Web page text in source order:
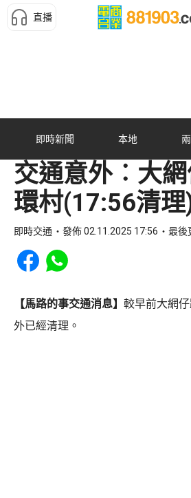
直播
即時新聞 本地
交通意外︰大
環村(17:56清理
即時交通 發佈 02.11.2025 17:56 最後
Share to Facebook
Share to WhatsApp
【馬路的事交通消息】 較早前大網
外已經清理。